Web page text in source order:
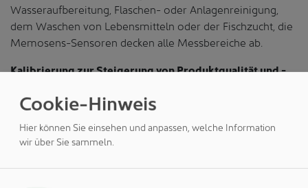
Wasseraufbereitung, Flaschen- oder Anlagenreinigung,
dem Waschen von Lebensmitteln oder der Fischzucht, die
Memosens-Sensoren decken alle Messbereiche ab.
Kalibrierung zur Steigerung von Produktqualität und -
In Abhängigkeit von den Anforderungen an die
Produktsicherheit erarbeitet Endress+Hauser als DAkkS-
akkreditierter Dienstleister eine individuelle
Cookie-Hinweis
Hier können Sie einsehen und anpassen, welche Information
wir über Sie sammeln.